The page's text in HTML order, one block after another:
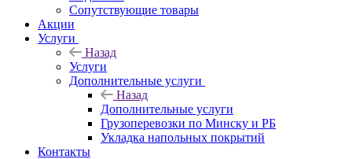
Сопутствующие товары
Акции
Услуги
Назад
Услуги
Дополнительные услуги
Назад
Дополнительные услуги
Грузоперевозки по Минску и РБ
Укладка напольных покрытий
Контакты